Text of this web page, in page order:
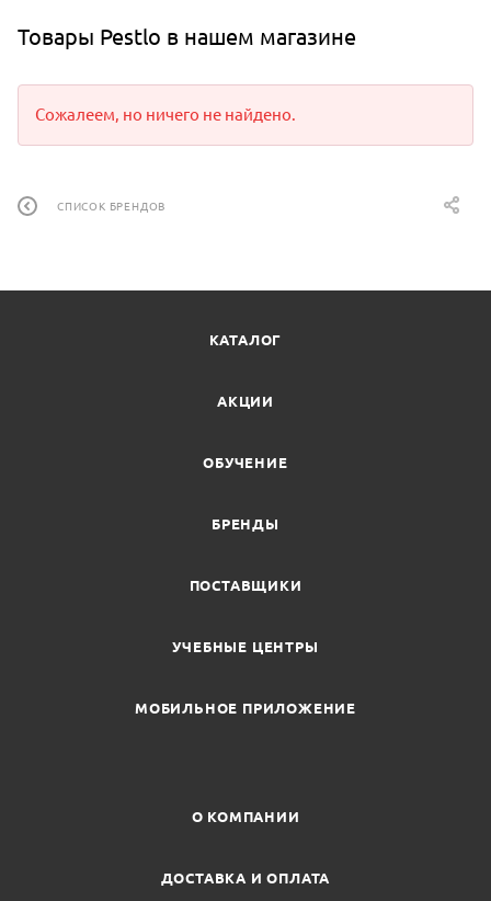
Товары Pestlo в нашем магазине
Сожалеем, но ничего не найдено.
СПИСОК БРЕНДОВ
КАТАЛОГ
АКЦИИ
ОБУЧЕНИЕ
БРЕНДЫ
ПОСТАВЩИКИ
УЧЕБНЫЕ ЦЕНТРЫ
МОБИЛЬНОЕ ПРИЛОЖЕНИЕ
О КОМПАНИИ
ДОСТАВКА И ОПЛАТА